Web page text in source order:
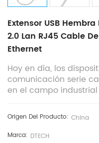
Extensor USB
2.0 Lan RJ45 Cable
Ethernet
Hoy en día, los
comunicación serie
en el campo
Origen Del Producto: China
Marca: DTECH